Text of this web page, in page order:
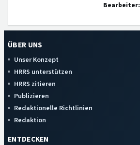
Bearbeiter:
ÜBER UNS
Unser Konzept
HRRS unterstützen
HRRS zitieren
Publizieren
Redaktionelle Richtlinien
Redaktion
ENTDECKEN